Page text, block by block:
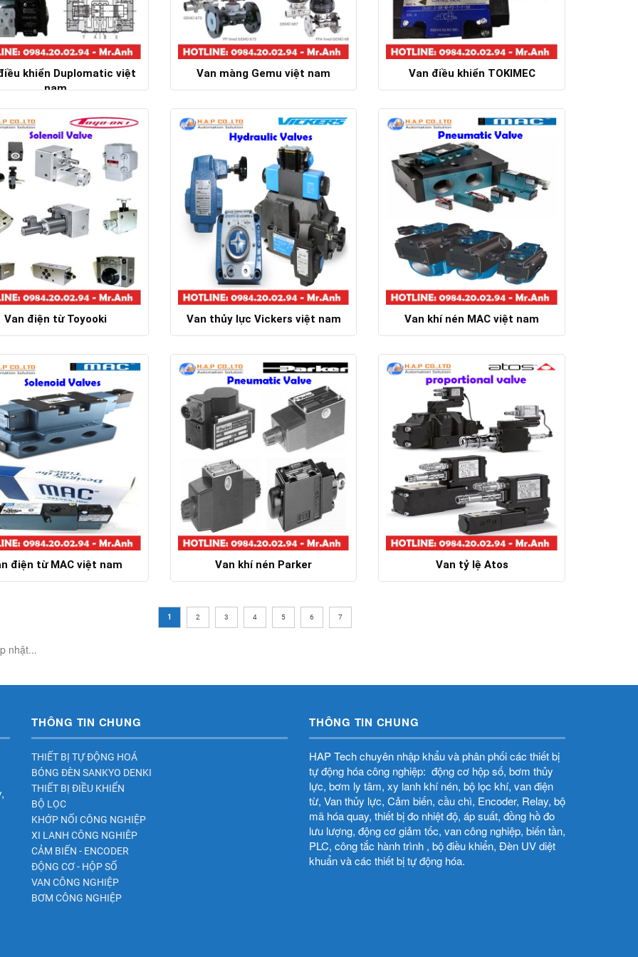
khiển Duplomatic việt
nam
Chi tiết
Van màng Gemu việt nam
Chi tiết
Van điều khiển TOKIMEC
Chi tiết
Van điện từ Toyooki
Chi tiết
Van thủy lực Vickers việt nam
Chi tiết
Van khí nén MAC việt nam
điện từ MAC việt nam Van khí nén Parker
Chi tiết
Van tỷ lệ Atos
1 2 3 4 5 6 7
nhật...
THÔNG TIN CHUNG
THIẾT BỊ TỰ ĐỘNG HOÁ
BÓNG ĐÈN SANKYO DENKI
THIẾT BỊ ĐIỀU KHIỂN
BỘ LỌC
KHỚP NỐI CÔNG NGHIỆP
XI LANH CÔNG NGHIÊP
CẢM BIẾN - ENCODER
ĐỘNG CƠ - HỘP SỐ
VAN CÔNG NGHIỆP
BƠM CÔNG NGHIỆP
THÔNG TIN CHUNG
HAP Tech chuyên nhập khẩu và phân phối các thiết bị
tự động hóa công nghiệp: động cơ hộp số, bơm thủy
lực, bơm ly tâm, xy lanh khí nén, bộ lọc khí, van điện
từ, Van thủy lực, Cảm biến, cầu chì, Encoder, Relay, bộ
mã hóa quay, thiết bị đo nhiệt độ, áp suất, đồng hồ đo
lưu lượng, động cơ giảm tốc, van công nghiệp, biến tần,
PLC, công tắc hành trình , bộ điều khiển, Đèn UV diệt
khuẩn và các thiết bị tự động hóa.